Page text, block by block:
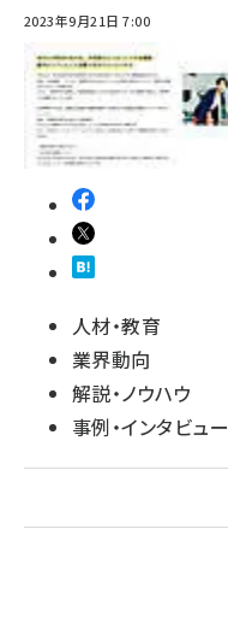
2023年9月21日 7:00
人材・教育
業界動向
解説・ノウハウ
事例・インタビュー